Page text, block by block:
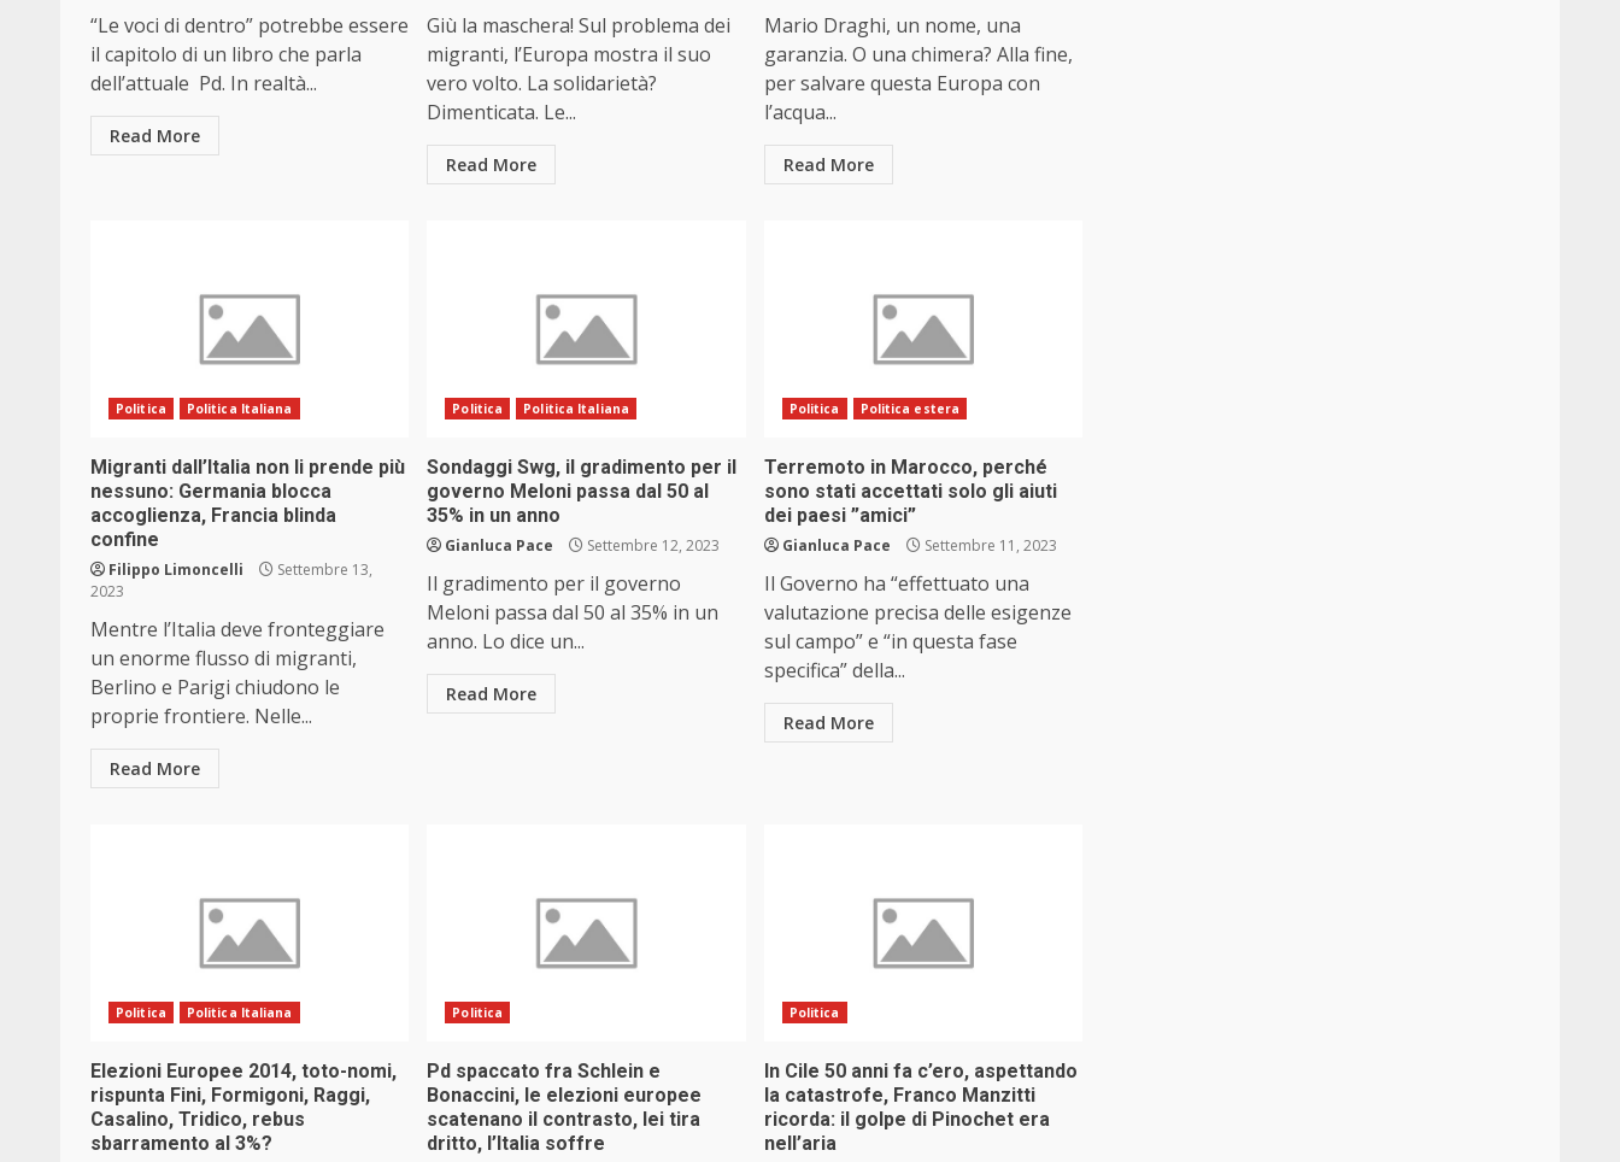
“Le voci di dentro” potrebbe essere
il capitolo di un libro che parla
dell’attuale Pd. In realtà...
Read More
Giù la maschera! Sul problema dei
migranti, l’Europa mostra il suo
vero volto. La solidarietà?
Dimenticata. Le...
Read More
Mario Draghi, un nome, una
garanzia. O una chimera? Alla fine,
per salvare questa Europa con
l’acqua...
Read More
Politica Politica Italiana
Migranti dall’Italia non li prende più
nessuno: Germania blocca
accoglienza, Francia blinda
confine
Filippo Limoncelli
Settembre 13,
2023
Mentre l’Italia deve fronteggiare
un enorme flusso di migranti,
Berlino e Parigi chiudono le
proprie frontiere. Nelle...
Read More
Politica Politica Italiana
Sondaggi Swg, il gradimento per il
governo Meloni passa dal 50 al
35% in un anno
Gianluca Pace Settembre 12, 2023
Il gradimento per il governo
Meloni passa dal 50 al 35% in un
anno. Lo dice un...
Read More
Politica Politica estera
Terremoto in Marocco, perché
sono stati accettati solo gli aiuti
dei paesi ”amici”
Gianluca Pace Settembre 11, 2023
Il Governo ha “effettuato una
valutazione precisa delle esigenze
sul campo” e “in questa fase
specifica” della...
Read More
Politica Politica Italiana
Elezioni Europee 2014, toto-nomi,
rispunta Fini, Formigoni, Raggi,
Casalino, Tridico, rebus
sbarramento al 3%?
Politica
Pd spaccato fra Schlein e
Bonaccini, le elezioni europee
scatenano il contrasto, lei tira
dritto, l’Italia soffre
Politica
In Cile 50 anni fa c’ero, aspettando
la catastrofe, Franco Manzitti
ricorda: il golpe di Pinochet era
nell’aria